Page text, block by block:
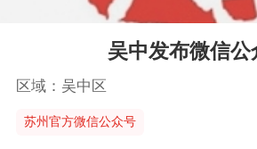
吴中发布微信公
区域：吴中区
苏州官方微信公众号